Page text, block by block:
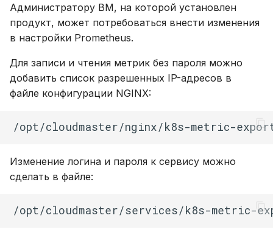
Администратору ВМ, на которой установлен
продукт, может потребоваться внести изменения
в настройки Prometheus.
Для записи и чтения метрик без пароля можно
добавить список разрешенных IP-адресов в
файле конфигурации NGINX:
Изменение логина и пароля к сервису можно
сделать в файле: